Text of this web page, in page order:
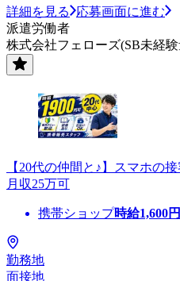
詳細を見る
応募画面に進む
派遣労働者
株式会社フェローズ(SB未経
【20代の仲間と♪】スマホの
月収25万可
携帯ショップ時給1,600
勤務地
面接地